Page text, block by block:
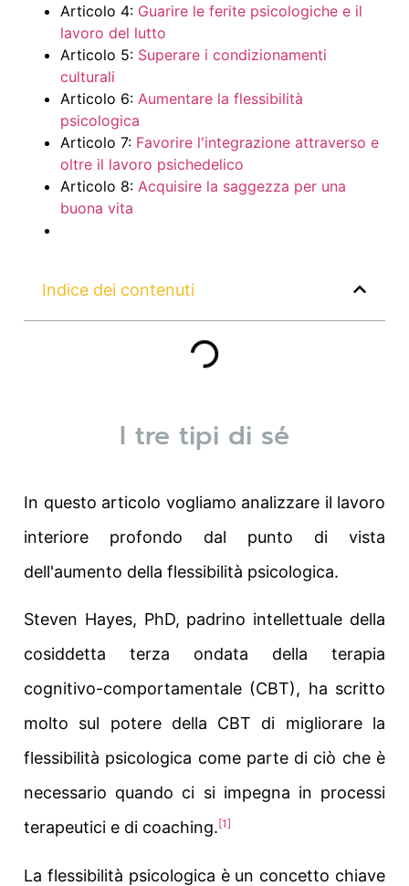
Articolo 4: Guarire le ferite psicologiche e il
lavoro del lutto
Articolo 5: Superare i condizionamenti
culturali
Articolo 6: Aumentare la flessibilità
psicologica
Articolo 7: Favorire l'integrazione attraverso e
oltre il lavoro psichedelico
Articolo 8: Acquisire la saggezza per una
buona vita
Indice dei contenuti
I tre tipi di sé
In questo articolo vogliamo analizzare il lavoro
interiore profondo dal punto di vista
dell'aumento della flessibilità psicologica.
Steven Hayes, PhD, padrino intellettuale della
cosiddetta terza ondata della terapia
cognitivo-comportamentale (CBT), ha scritto
molto sul potere della CBT di migliorare la
flessibilità psicologica come parte di ciò che è
necessario quando ci si impegna in processi
terapeutici e di coaching.[1]
La flessibilità psicologica è un concetto chiave